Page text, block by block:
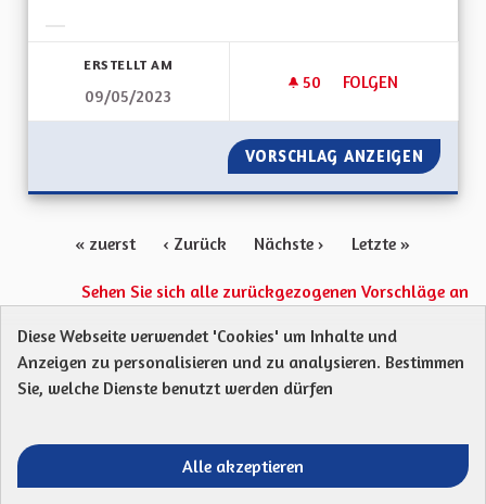
ERSTELLT AM
09/05/2023
50 50 FOLLOWER
FOLGEN
LA
VORSCHLAG ANZEIGEN LA
« zuerst ‹ Zurück Nächste › Letzte »
Sehen Sie sich alle zurückgezogenen Vorschläge an
Protection des Données
Charte de contribution
Mentions légales
Was sind Gremien?
Standardtitel für initiatives
Open Data Dateien herunterladen
Diese Webseite verwendet 'Cookies' um Inhalte und
Anzeigen zu personalisieren und zu analysieren. Bestimmen
Sie, welche Dienste benutzt werden dürfen
Alle akzeptieren